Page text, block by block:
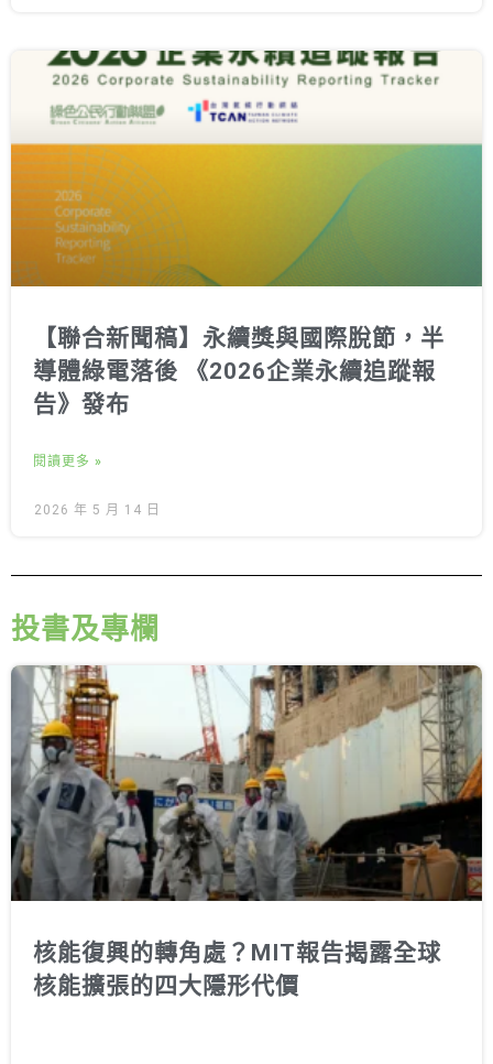
【聯合新聞稿】永續獎與國際脫節，半
導體綠電落後 《2026企業永續追蹤報
告》發布
閱讀更多 »
2026 年 5 月 14 日
投書及專欄
核能復興的轉角處？MIT報告揭露全球
核能擴張的四大隱形代價